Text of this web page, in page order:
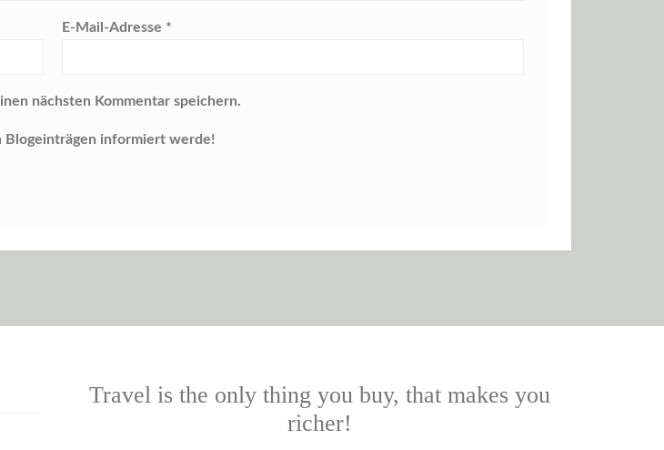
E-Mail-Adresse *
nächsten Kommentar speichern.
Blogeinträgen informiert werde!
Travel is the only thing you buy, that makes you
richer!